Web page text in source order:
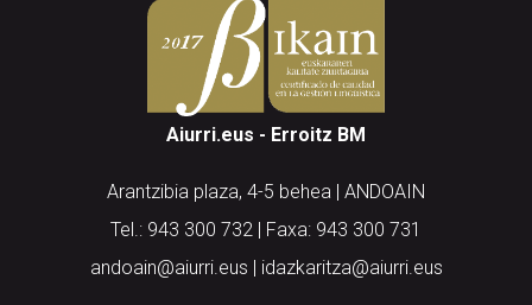
Aiurri.eus - Erroitz BM
Arantzibia plaza, 4-5 behea | ANDOAIN
Tel.: 943 300 732 | Faxa: 943 300 731
andoain@aiurri.eus | idazkaritza@aiurri.eus